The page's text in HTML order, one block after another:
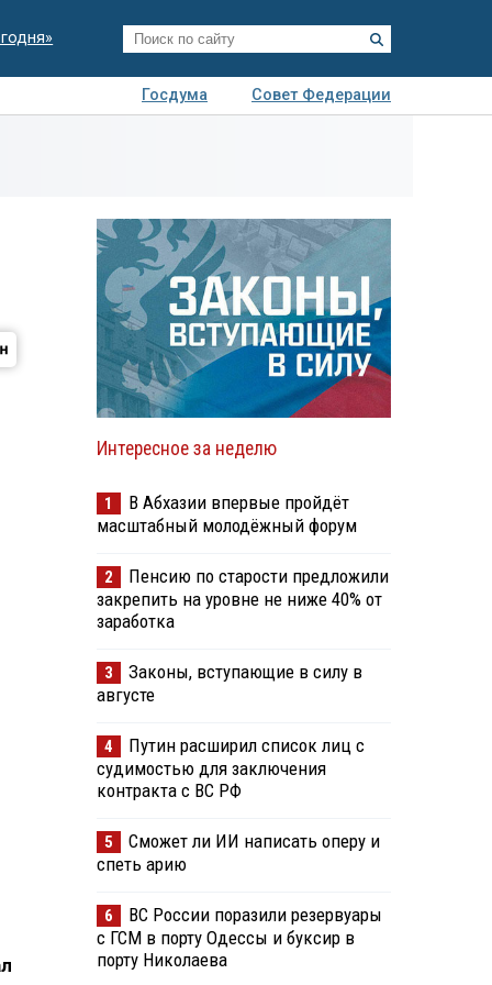
Госдума
Совет Федерации
Интересное за неделю
1
В Абхазии впервые пройдёт
масштабный молодёжный форум
2
Пенсию по старости предложили
закрепить на уровне не ниже 40% от
заработка
3
Законы, вступающие в силу в
августе
4
Путин расширил список лиц с
судимостью для заключения
контракта с ВС РФ
5
Сможет ли ИИ написать оперу и
спеть арию
6
ВС России поразили резервуары
с ГСМ в порту Одессы и буксир в
порту Николаева